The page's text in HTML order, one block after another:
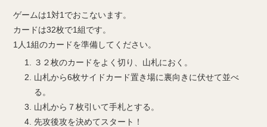
ゲームは1対1でおこないます。
カードは32枚で1組です。
1人1組のカードを準備してください。
３２枚のカードをよく切り、山札におく。
山札から6枚サイドカード置き場に裏向きに伏せて並べ
る。
山札から７枚引いて手札とする。
先攻後攻を決めてスタート！